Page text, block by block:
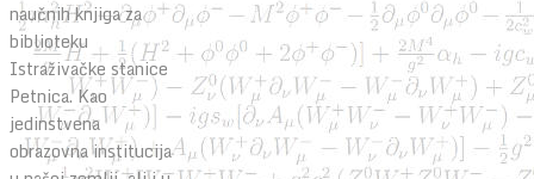
naučnih knjiga za
biblioteku
Istraživačke stanice
Petnica. Kao
jedinstvena
obrazovna institucija